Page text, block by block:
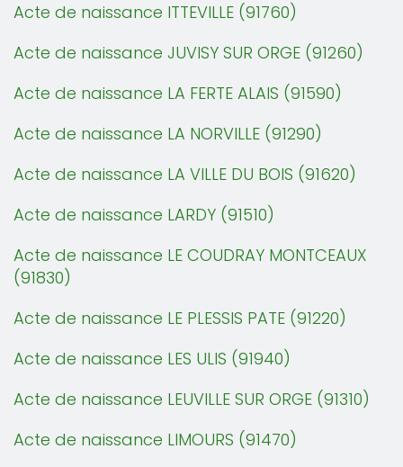
Acte de naissance ITTEVILLE (91760)
Acte de naissance JUVISY SUR ORGE (91260)
Acte de naissance LA FERTE ALAIS (91590)
Acte de naissance LA NORVILLE (91290)
Acte de naissance LA VILLE DU BOIS (91620)
Acte de naissance LARDY (91510)
Acte de naissance LE COUDRAY MONTCEAUX
(91830)
Acte de naissance LE PLESSIS PATE (91220)
Acte de naissance LES ULIS (91940)
Acte de naissance LEUVILLE SUR ORGE (91310)
Acte de naissance LIMOURS (91470)